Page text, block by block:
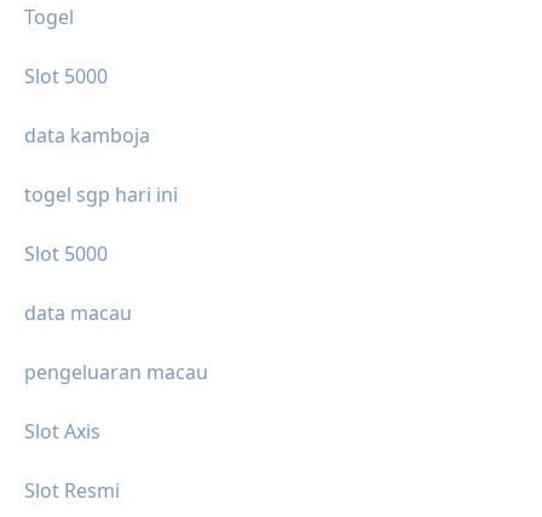
Togel
Slot 5000
data kamboja
togel sgp hari ini
Slot 5000
data macau
pengeluaran macau
Slot Axis
Slot Resmi